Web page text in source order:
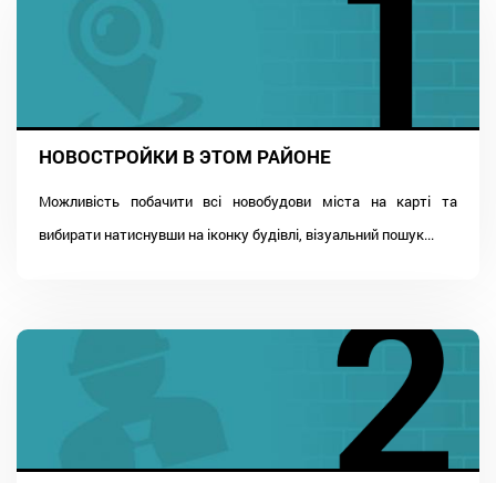
НОВОСТРОЙКИ В ЭТОМ РАЙОНЕ
Можливість побачити всі новобудови міста на карті та
вибирати натиснувши на іконку будівлі, візуальний пошук...